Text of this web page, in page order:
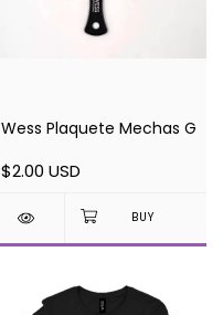
Wess Plaquete Mechas G
$2.00 USD